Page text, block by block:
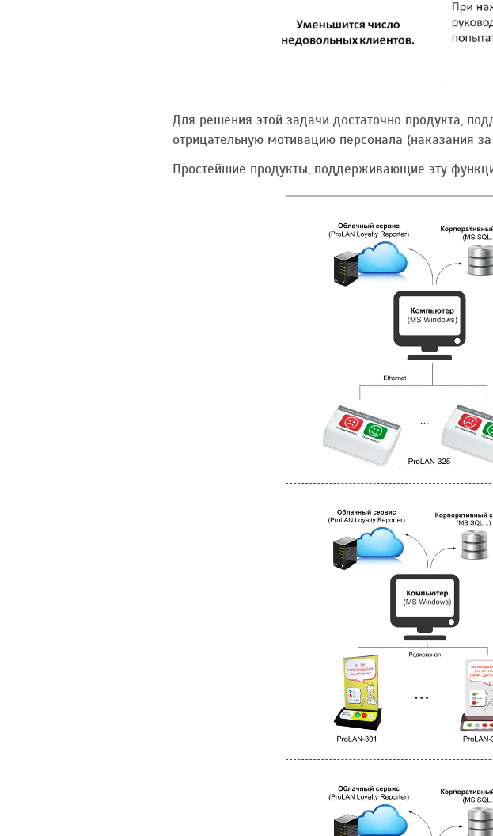
Для решения этой задачи достаточно продукта,
отрицательную мотивацию персонала (наказания
Простейшие продукты, поддерживающие эту